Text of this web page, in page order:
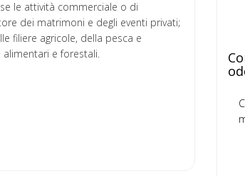
le attività commerciale o di
dei matrimoni e degli eventi privati;
filiere agricole, della pesca e
e forestali.